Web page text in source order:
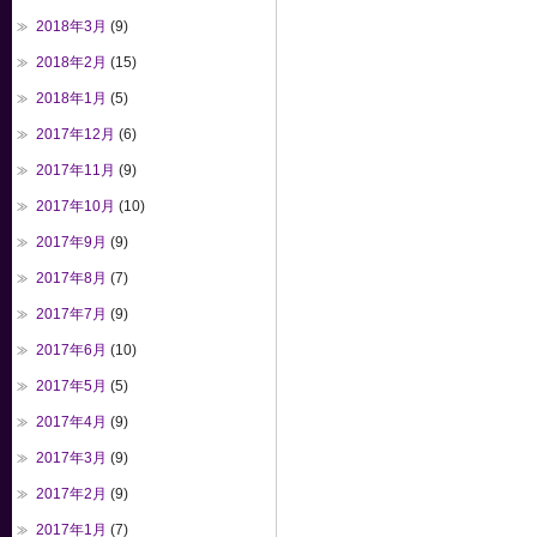
2018年3月 (9)
2018年2月 (15)
2018年1月 (5)
2017年12月 (6)
2017年11月 (9)
2017年10月 (10)
2017年9月 (9)
2017年8月 (7)
2017年7月 (9)
2017年6月 (10)
2017年5月 (5)
2017年4月 (9)
2017年3月 (9)
2017年2月 (9)
2017年1月 (7)